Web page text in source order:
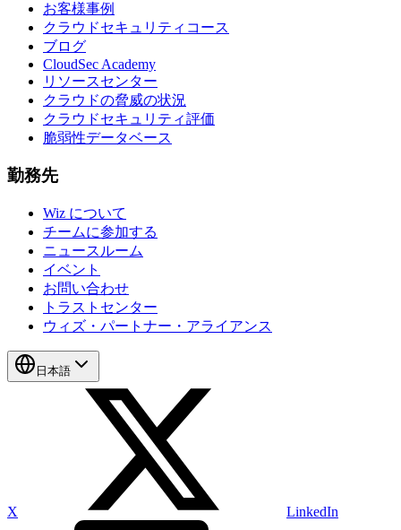
お客様事例
クラウドセキュリティコース
ブログ
CloudSec Academy
リソースセンター
クラウドの脅威の状況
クラウドセキュリティ評価
脆弱性データベース
勤務先
Wiz について
チームに参加する
ニュースルーム
イベント
お問い合わせ
トラストセンター
ウィズ・パートナー・アライアンス
日本語
X LinkedIn